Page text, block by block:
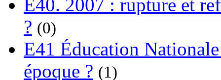
E40. 2007 : rupture et
? (0)
E41 Éducation
époque ? (1)